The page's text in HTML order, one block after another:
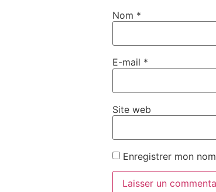
Nom *
E-mail *
Site web
Enregistrer mon